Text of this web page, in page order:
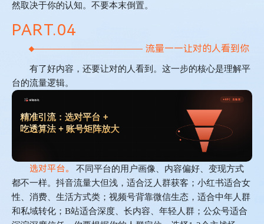
然取决于你的认知。不要本末倒置。
PART.04
流量——让对的人看到你
有了好内容，还要让对的人看到。这一步的核心是理解平
台的流量逻辑。
选对平台。 不同平台的用户画像、内容偏好、变现方式
都不一样。抖音流量大但浅，适合泛人群获客；小红书适合女
性、消费、生活方式类；视频号背靠微信生态，适合中年人群
和私域转化； B站适合深度、长内容、年轻人群；公众号适合